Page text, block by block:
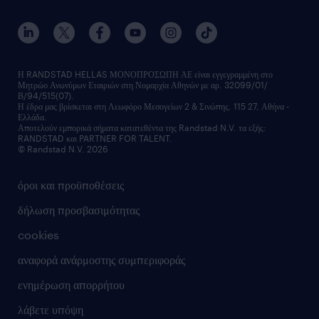
εκπαίδευση εργαζομένων
υπηρεσίες inhouse
υπηρεσίες redeployment
workforce insights
επικοινώνησε μαζί μας
τα γραφεία μας
δελτία τύπου
οικονομικά στοιχεία
επικοινώνησε μαζί μας
όροι και προϋποθέσεις
δήλωση προσβασιμότητας
cookies
αναφορά ανάρμοστης συμπεριφοράς
ενημέρωση απορρήτου
λάβετε υπόψη
Η RANDSTAD HELLAS ΜΟΝΟΠΡΟΣΩΠΗ ΑΕ είναι εγγεγραμμένη στο
Μητρώο Ανωνύμων Εταιριών στη Νομαρχία Αθηνών με αρ. 32099/01/
Β/94/515(07).
Η έδρα μας βρίσκεται στη Λεωφόρο Μεσογείων 2 & Σινώπης, 115 27, Αθήνα -
Ελλάδα.
Αποτελούν εμπορικά σήματα κατατεθέντα της Randstad N.V. τα εξής:
RANDSTAD και PARTNER FOR TALENT.
© Randstad N.V. 2026